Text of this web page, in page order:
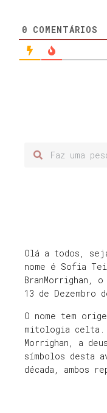
0 COMENTÁRIOS
Olá a todos,
nome é Sofia
BranMorrighan,
13 de Dezembro
O nome tem
mitologia celta.
Morrighan, a
símbolos desta
década, ambos